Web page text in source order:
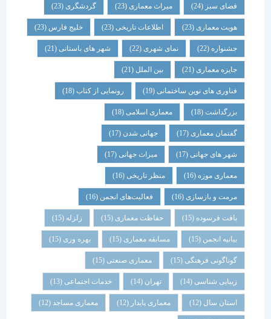
فضای سبز(24) میراث معماری (23) گردشگری (23)
هویت معماری (23) اطلاعات تاریخی(23) خلیج فارس(23)
جشنواره(22) نمای شهری(22) شهر های باستانی (21)
جایزه معماری (21) بین الملل(21)
فناوری های نوین ساختمانی(19) رونمایی از کتاب (18)
بزرگداشت (18) معماری اسلامی(18)
گفتمان معماری (17) جهانی شدن(17)
شهر های جهانی(17) میراث جهانی(17)
معماری موزه(16) منظر تاریخی (16)
مرمت و بازسازی(16) فعالیت‌های انجمن(16)
بافت فرسوده (15) حفاظت معماری (15) زلزله
بیانیه انجمن(15) مسابقه معماری (15) بهره وری(15)
گوناگونی فرهنگی (15) معماری صنعتی(15)
زیبایی شناسی (14) تهران خدمات اجتماعی (13)
استان سال(12) معماری پایدار (12) معماری مساجد(12)